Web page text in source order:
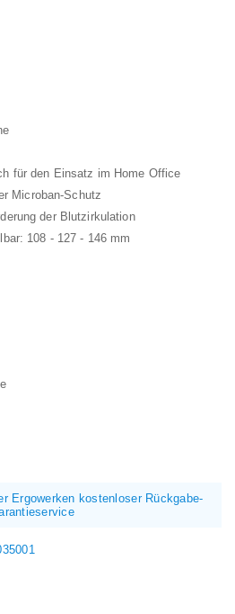
für den Einsatz im Home Office
Microban-Schutz
der Blutzirkulation
108 - 127 - 146 mm
Ergowerken kostenloser Rückgabe-